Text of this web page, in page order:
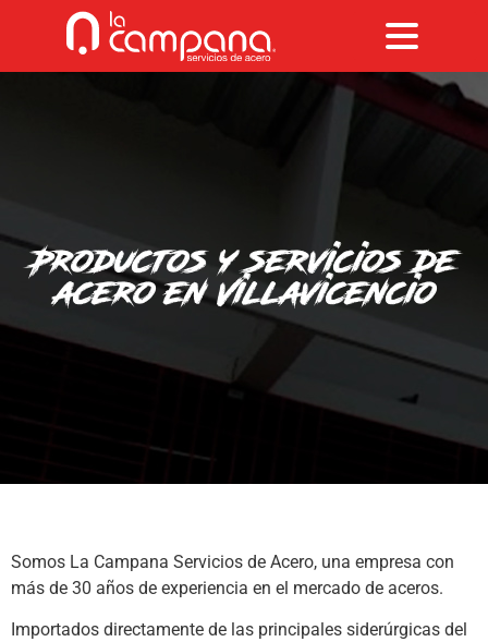
Productos y servicios de
acero en Villavicencio
Somos La Campana Servicios de Acero, una empresa con
más de 30 años de experiencia en el mercado de aceros.
Importados directamente de las principales siderúrgicas del